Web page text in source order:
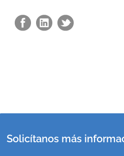
Solicítanos más